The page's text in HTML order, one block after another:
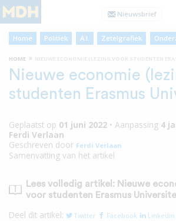
Home Politiek A.I. Zetelgrafiek
HOME »
Nieuwe economie
studenten Erasmus
Geplaatst op 01 juni 2022 • Aanpassing 4
Ferdi Verlaan
Geschreven door Ferdi Verlaan
Samenvatting van het artikel
Lees volledig artikel: Nieuwe
voor studenten Erasmus
Deel dit artikel: Twitter Facebook Linkedin